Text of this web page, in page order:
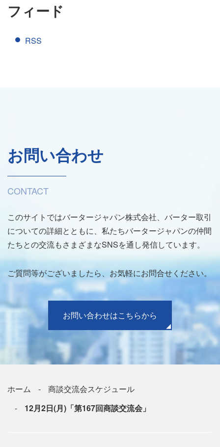
フィード
RSS
お問い合わせ
CONTACT
このサイトではバータージャパン株式会社、バーター取引
についての詳細とともに、私たちバータージャパンの仲間
たちとの交流もさまざまなSNSを通し発信しています。
ご質問等がございましたら、お気軽にお問合せください。
お問い合わせはこちらから
ホーム
商談交流会スケジュール
12月2日(月)「第167回商談交流会」